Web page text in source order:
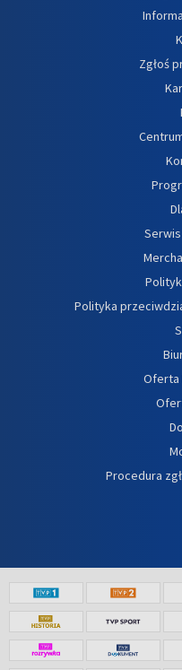
Zgłoś
Polityka
Oferta
Procedura